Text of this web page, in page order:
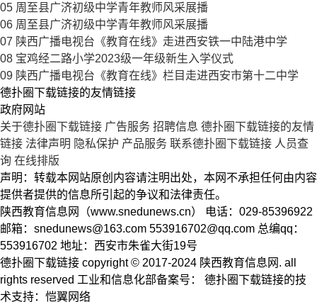
05 周至县广济初级中学青年教师风采展播
06 周至县广济初级中学青年教师风采展播
07 陕西广播电视台《教育在线》走进西安铁一中陆港中学
08 宝鸡经二路小学2023级一年级新生入学仪式
09 陕西广播电视台《教育在线》栏目走进西安市第十二中学
德扑圈下载链接的友情链接
政府网站
关于德扑圈下载链接 广告服务 招聘信息 德扑圈下载链接的友情
链接 法律声明 隐私保护 产品服务 联系德扑圈下载链接 人员查
询 在线排版
声明：转载本网站原创内容请注明出处，本网不承担任何由内容
提供者提供的信息所引起的争议和法律责任。
陕西教育信息网（www.snedunews.cn） 电话：029-85396922
邮箱： snedunews@163.com 553916702@qq.com 总编qq：
553916702 地址：西安市朱雀大街19号
德扑圈下载链接 copyright © 2017-2024 陕西教育信息网. all
rights reserved 工业和信息化部备案号： 德扑圈下载链接的技
术支持：恺翼网络